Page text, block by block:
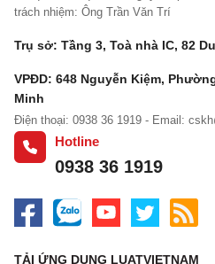
trách nhiệm: Ông Trần Văn Trí
Trụ sở: Tầng 3, Toà nhà IC, 82
VPĐD: 648 Nguyễn Kiệm,
Minh
Điện thoại: 0938 36 1919 - Email:
Hotline
0938 36 1919
TẢI ỨNG DỤNG LUATVIETNAM